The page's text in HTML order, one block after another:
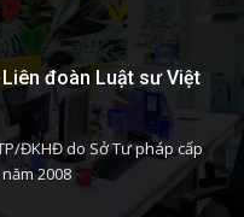
đoàn Luật sư Việt
ĐKHĐ do Sở Tư pháp cấp
2008